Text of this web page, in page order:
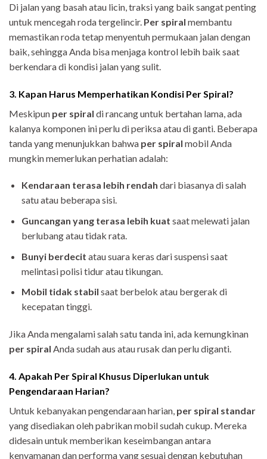
Di jalan yang basah atau licin, traksi yang baik sangat penting
untuk mencegah roda tergelincir. Per spiral membantu
memastikan roda tetap menyentuh permukaan jalan dengan
baik, sehingga Anda bisa menjaga kontrol lebih baik saat
berkendara di kondisi jalan yang sulit.
3. Kapan Harus Memperhatikan Kondisi Per Spiral?
Meskipun per spiral di rancang untuk bertahan lama, ada
kalanya komponen ini perlu di periksa atau di ganti. Beberapa
tanda yang menunjukkan bahwa per spiral mobil Anda
mungkin memerlukan perhatian adalah:
Kendaraan terasa lebih rendah dari biasanya di salah
satu atau beberapa sisi.
Guncangan yang terasa lebih kuat saat melewati jalan
berlubang atau tidak rata.
Bunyi berdecit atau suara keras dari suspensi saat
melintasi polisi tidur atau tikungan.
Mobil tidak stabil saat berbelok atau bergerak di
kecepatan tinggi.
Jika Anda mengalami salah satu tanda ini, ada kemungkinan
per spiral Anda sudah aus atau rusak dan perlu diganti.
4. Apakah Per Spiral Khusus Diperlukan untuk
Pengendaraan Harian?
Untuk kebanyakan pengendaraan harian, per spiral standar
yang disediakan oleh pabrikan mobil sudah cukup. Mereka
didesain untuk memberikan keseimbangan antara
kenyamanan dan performa yang sesuai dengan kebutuhan